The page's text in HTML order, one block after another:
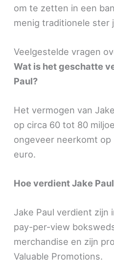
om te zetten in een
menig traditionele ster
Veelgestelde vragen
Wat is het geschatte
Paul?
Het vermogen van
op circa 60 tot 80
ongeveer neerkomt op
euro.
Hoe verdient Jake
Jake Paul verdient zijn
pay-per-view
merchandise en zijn
Valuable Promotions.